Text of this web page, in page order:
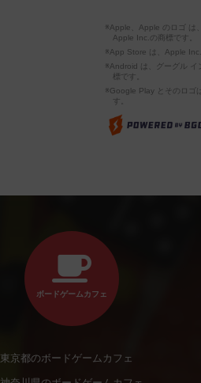
※Apple、Apple のロゴ は
Apple Inc.の商標です。
※App Store は、Apple Inc.
※Android は、グーグル イ
標です。
※Google Play とそのロゴ
す。
ボードゲームカフェ
東京都のボードゲームカフェ